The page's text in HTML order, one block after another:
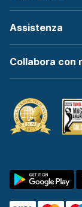
Assistenza
Collabora con